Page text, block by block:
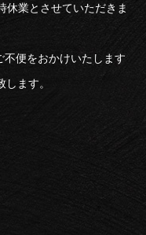
休業とさせていただきま
便をおかけいたします
ます。